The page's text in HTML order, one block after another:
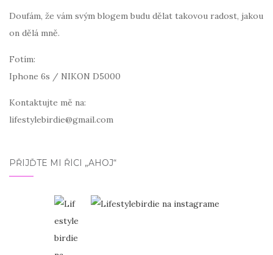
Doufám, že vám svým blogem budu dělat takovou radost, jakou
on dělá mně.
Fotím:
Iphone 6s / NIKON D5000
Kontaktujte mě na:
lifestylebirdie@gmail.com
PŘIJĎTE MI ŘÍCI „AHOJ“